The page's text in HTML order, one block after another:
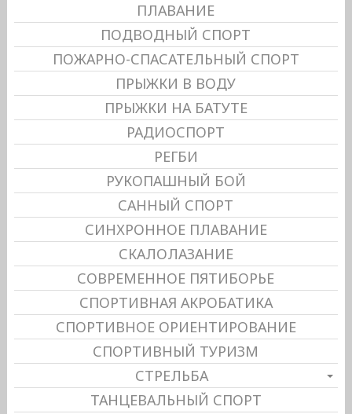
ПЛАВАНИЕ
ПОДВОДНЫЙ СПОРТ
ПОЖАРНО-СПАСАТЕЛЬНЫЙ СПОРТ
ПРЫЖКИ В ВОДУ
ПРЫЖКИ НА БАТУТЕ
РАДИОСПОРТ
РЕГБИ
РУКОПАШНЫЙ БОЙ
САННЫЙ СПОРТ
СИНХРОННОЕ ПЛАВАНИЕ
СКАЛОЛАЗАНИЕ
СОВРЕМЕННОЕ ПЯТИБОРЬЕ
СПОРТИВНАЯ АКРОБАТИКА
СПОРТИВНОЕ ОРИЕНТИРОВАНИЕ
СПОРТИВНЫЙ ТУРИЗМ
СТРЕЛЬБА
ТАНЦЕВАЛЬНЫЙ СПОРТ